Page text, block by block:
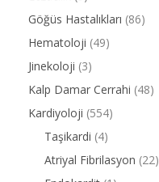
Göğüs Hastalıkları (86)
Hematoloji (49)
Jinekoloji (3)
Kalp Damar Cerrahi (48)
Kardiyoloji (554)
Taşikardi (4)
Atriyal Fibrilasyon (22)